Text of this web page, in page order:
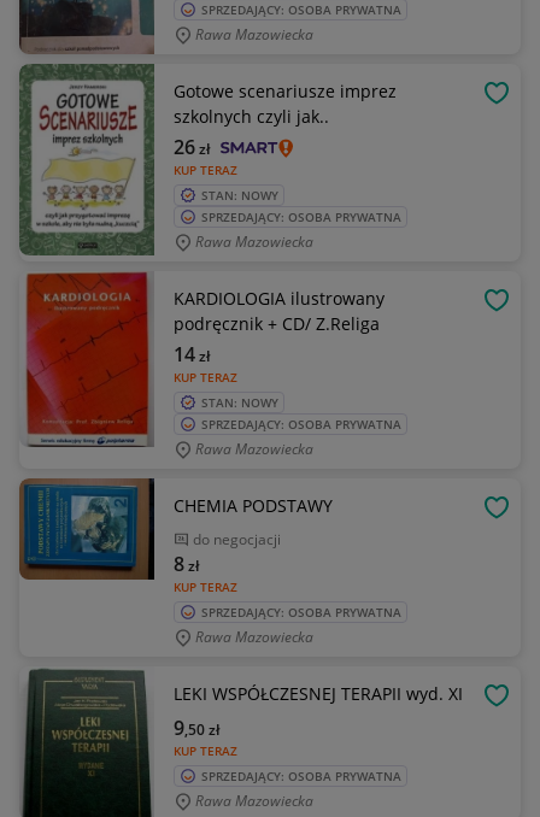
SPRZEDAJĄCY: OSOBA PRYWATNA
Rawa Mazowiecka
Gotowe scenariusze imprez
szkolnych czyli jak..
KUP TERAZ
26zł
STAN: NOWY
SPRZEDAJĄCY: OSOBA PRYWATNA
Rawa Mazowiecka
KARDIOLOGIA ilustrowany
podręcznik + CD/ Z.Religa
KUP TERAZ
14zł
STAN: NOWY
SPRZEDAJĄCY: OSOBA PRYWATNA
Rawa Mazowiecka
CHEMIA PODSTAWY
do negocjacji
KUP TERAZ
8zł
SPRZEDAJĄCY: OSOBA PRYWATNA
Rawa Mazowiecka
LEKI WSPÓŁCZESNEJ TERAPII wyd. XI
KUP TERAZ
9,50zł
SPRZEDAJĄCY: OSOBA PRYWATNA
Rawa Mazowiecka